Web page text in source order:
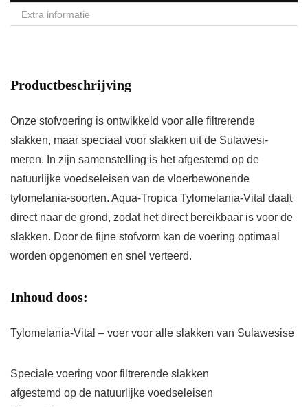
Extra informatie
Productbeschrijving
Onze stofvoering is ontwikkeld voor alle filtrerende
slakken, maar speciaal voor slakken uit de Sulawesi-
meren. In zijn samenstelling is het afgestemd op de
natuurlijke voedseleisen van de vloerbewonende
tylomelania-soorten. Aqua-Tropica Tylomelania-Vital daalt
direct naar de grond, zodat het direct bereikbaar is voor de
slakken. Door de fijne stofvorm kan de voering optimaal
worden opgenomen en snel verteerd.
Inhoud doos:
Tylomelania-Vital – voer voor alle slakken van Sulawesise
Speciale voering voor filtrerende slakken
afgestemd op de natuurlijke voedseleisen